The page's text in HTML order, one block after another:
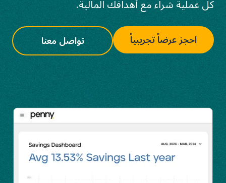
كل عملية شراء مع أهدافك المالية.
احجز عرضاً تجريبياً تواصل معنا